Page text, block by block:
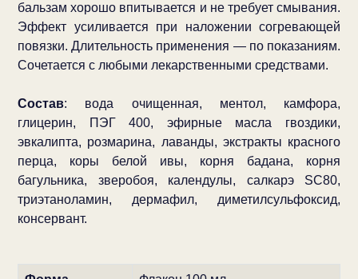
бальзам хорошо впитывается и не требует смывания.
Эффект усиливается при наложении согревающей
повязки. Длительность применения — по показаниям.
Сочетается с любыми лекарственными средствами.
Состав: вода очищенная, ментол, камфора,
глицерин, ПЭГ 400, эфирные масла гвоздики,
эвкалипта, розмарина, лаванды, экстракты красного
перца, коры белой ивы, корня бадана, корня
багульника, зверобоя, календулы, салкарэ SC80,
триэтаноламин, дермафил, диметилсульфоксид,
консервант.